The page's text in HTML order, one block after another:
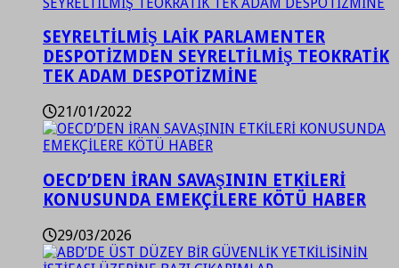
SEYRELTİLMİŞ LAİK PARLAMENTER
DESPOTİZMDEN SEYRELTİLMİŞ TEOKRATİK
TEK ADAM DESPOTİZMİNE
21/01/2022
OECD’DEN İRAN SAVAŞININ ETKİLERİ
KONUSUNDA EMEKÇİLERE KÖTÜ HABER
29/03/2026